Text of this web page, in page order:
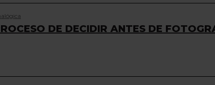
DE DECIDIR ANTES DE